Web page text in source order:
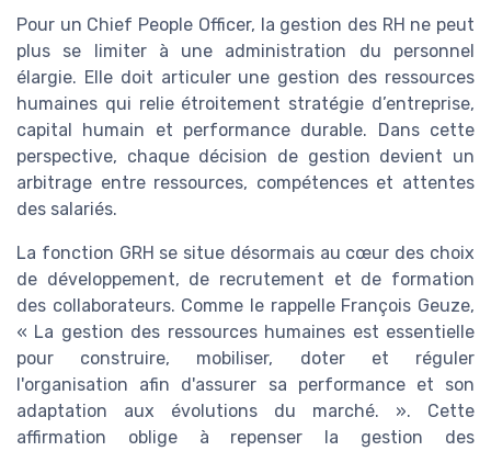
Pour un Chief People Officer, la gestion des RH ne peut
plus se limiter à une administration du personnel
élargie. Elle doit articuler une gestion des ressources
humaines qui relie étroitement stratégie d’entreprise,
capital humain et performance durable. Dans cette
perspective, chaque décision de gestion devient un
arbitrage entre ressources, compétences et attentes
des salariés.
La fonction GRH se situe désormais au cœur des choix
de développement, de recrutement et de formation
des collaborateurs. Comme le rappelle François Geuze,
« La gestion des ressources humaines est essentielle
pour construire, mobiliser, doter et réguler
l'organisation afin d'assurer sa performance et son
adaptation aux évolutions du marché. ». Cette
affirmation oblige à repenser la gestion des